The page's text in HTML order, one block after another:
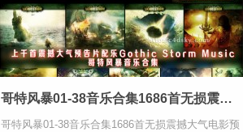
哥特风暴01-38音乐合集1686首无损震撼大气电影预告片配乐Gothic Storm Music，支持免费更新
哥特风暴01-38音乐合集1686首无损震撼大气电影预